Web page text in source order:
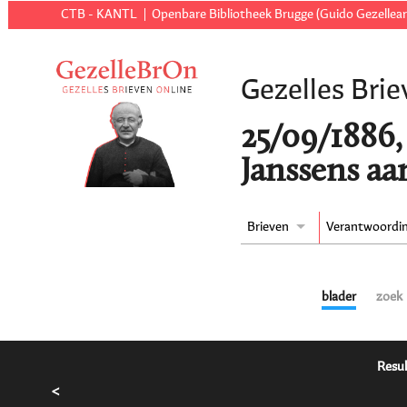
CTB - KANTL Openbare Bibliotheek Brugge (Guido
Gezelles
25/09/
Janssens
Brieven
blader zoek
<